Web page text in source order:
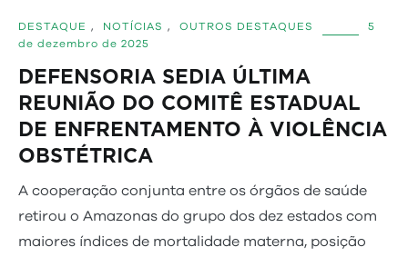
DESTAQUE , NOTÍCIAS , OUTROS DESTAQUES
5
de dezembro de 2025
DEFENSORIA SEDIA ÚLTIMA
REUNIÃO DO COMITÊ ESTADUAL
DE ENFRENTAMENTO À VIOLÊNCIA
OBSTÉTRICA
A cooperação conjunta entre os órgãos de saúde
retirou o Amazonas do grupo dos dez estados com
maiores índices de mortalidade materna, posição